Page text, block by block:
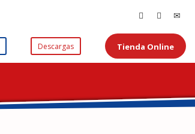
Descargas Tienda Online